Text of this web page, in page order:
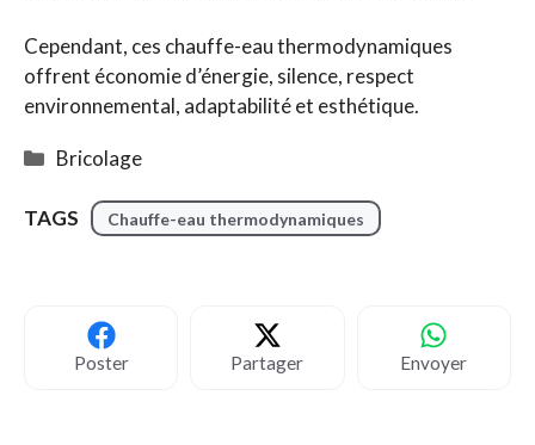
Cependant, ces chauffe-eau thermodynamiques
offrent économie d’énergie, silence, respect
environnemental, adaptabilité et esthétique.
Catégories
Bricolage
Étiquettes
Chauffe-eau thermodynamiques
Poster Partager Envoyer